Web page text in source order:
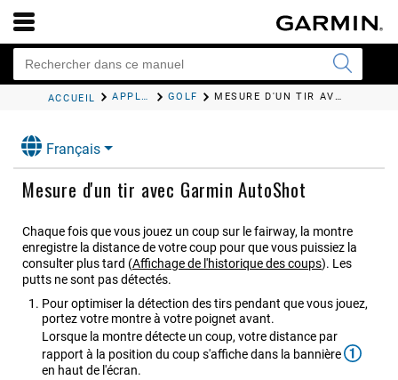
ACCUEIL APPLICATIONS ET ACTIVITÉS GOLF MESURE D'UN TIR AVEC
Français
Mesure d'un tir avec Garmin AutoShot
Chaque fois que vous jouez un coup sur le fairway, la montre
enregistre la distance de votre coup pour que vous puissiez la
consulter plus tard (Affichage de l'historique des coups). Les
putts ne sont pas détectés.
Pour optimiser la détection des tirs pendant que vous jouez,
portez votre montre à votre poignet avant.
Lorsque la montre détecte un coup, votre distance par
rapport à la position du coup s'affiche dans la bannière
en haut de l'écran.